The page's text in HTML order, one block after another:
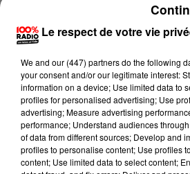
Le respect de votre vie
We and our (447) partnersdo the following
your consent and/or our legitimate interest:
information on a device; Use limited data to
profiles for personalised advertising; Use
advertising; Measure advertising
performance; Understand audiences
of data from different sources; Develop and
profiles to personalise content; Use profiles
content; Use limited data to select content;